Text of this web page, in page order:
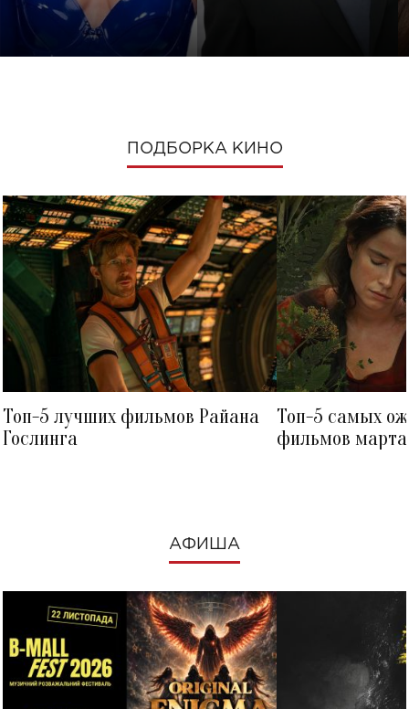
ПОДБОРКА КИНО
Топ-5 лучших фильмов Райана
Гослинга
Топ-5 самых
фильмов
АФИША